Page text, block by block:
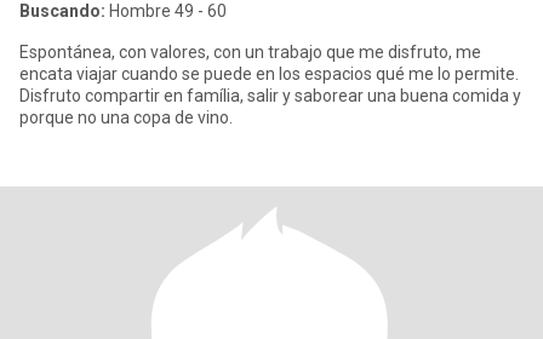
Buscando: Hombre 49 - 60
Espontánea, con valores, con un trabajo que me disfruto, me
encata viajar cuando se puede en los espacios qué me lo permite.
Disfruto compartir en família, salir y saborear una buena comida y
porque no una copa de vino.